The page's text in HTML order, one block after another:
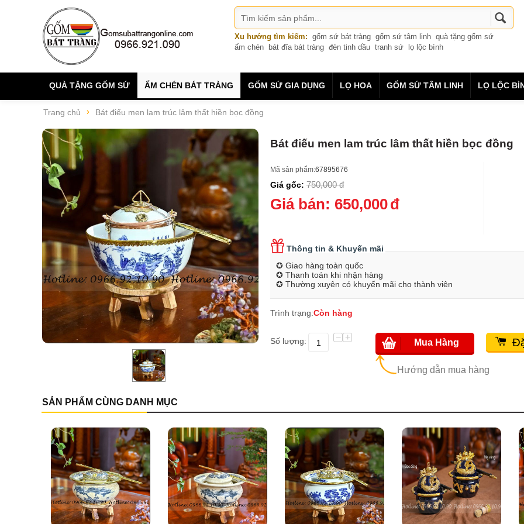
Xu hướng tìm kiếm: gốm sứ bát tràng gốm sứ tâm linh quà tặng gốm sứ
ấm chén
bát đĩa bát tràng đèn tinh dầu tranh sứ lọ lộc bình
QUÀ TẶNG GỐM SỨ ẤM CHÉN BÁT TRÀNG GỐM SỨ GIA DỤNG LỌ HOA GỐM SỨ TÂM LINH LỌ LỘC
Trang chủ Bát điếu men lam trúc lâm thất hiền bọc đồng
Bát điếu men lam trúc lâm thất hiền bọc đồng
Mã sản phẩm:67895676
Giá gốc: 750,000 đ
Giá bán: 650,000đ
Thông tin & Khuyến mãi
✪ Giao hàng toàn quốc
✪ Thanh toán khi nhận hàng
✪ Thường xuyên có khuyến mãi cho thành viên
Trình trạng:Còn hàng
Số lượng: +
−
Hướng dẫn mua hàng
Mua Hàng
SẢN PHẨM CÙNG DANH MỤC